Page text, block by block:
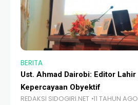
BERITA
Ust. Ahmad Dairobi: Editor Lahir dari Sebuah
Kepercayaan Obyektif
REDAKSI SIDOGIRI.NET 11 TAHUN AGO